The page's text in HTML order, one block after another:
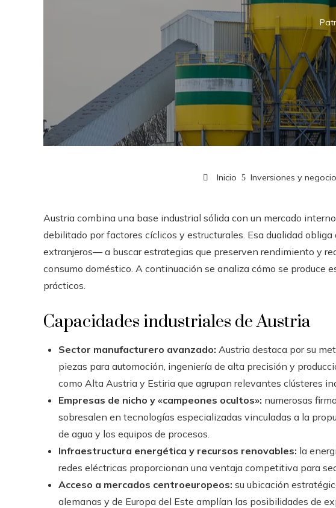
Inicio Inversiones y
Austria combina una base industrial sólida con un mercado
debilitado por factores cíclicos y estructurales. Esa dualidad
extranjeros— a buscar estrategias que preserven rendimiento y
consumo doméstico. A continuación se analiza cómo se produce
prácticos.
Capacidades industriales de Austria
Sector manufacturero avanzado: Austria destaca por su
piezas para automoción, ingeniería de alta precisión y
como Alta Austria y Estiria que agrupan relevantes clústeres
Empresas de nicho y «campeones ocultos»: numerosas
sobresalen en tecnologías especializadas vinculadas a la
de agua y los equipos de procesos.
Infraestructura energética y recursos renovables: la
redes eléctricas proporcionan una ventaja competitiva para
Acceso a mercados centroeuropeos: su ubicación
alemanas y de Europa del Este amplían las posibilidades de